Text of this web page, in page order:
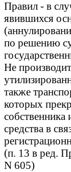
Правил - в
явившихся
по решению
Не
также
которых
собственника
средства в
(п. 13 в ред.
N 605)